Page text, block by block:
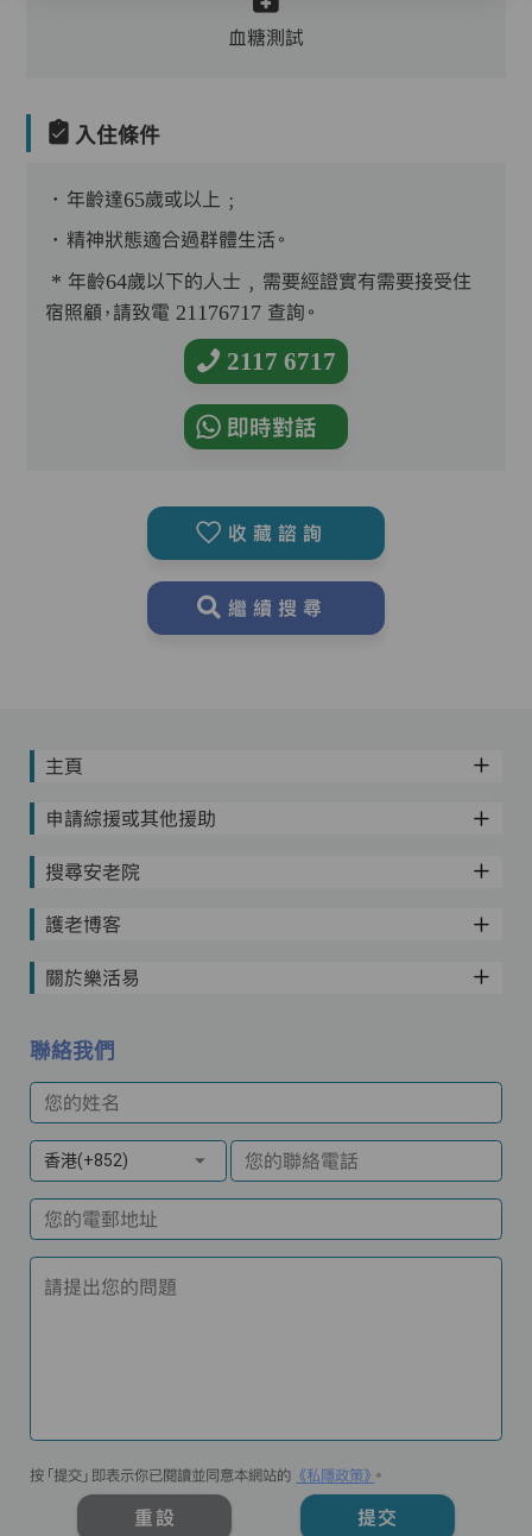
血糖測試
入住條件
．年齡達65歲或以上﹔
．精神狀態適合過群體生活。
* 年齡64歲以下的人士﹐需要經證實有需要接受住
宿照顧，請致電 21176717 查詢。
2117 6717
即時對話
收藏諮詢
繼續搜尋
主頁
申請綜援或其他援助
搜尋安老院
護老博客
關於樂活易
聯絡我們
您的姓名
香港(+852) 您的聯絡電話
您的電郵地址
請提出您的問題
按「提交」即表示你已閱讀並同意本網站的 《私隱政策》 。
重設 提交